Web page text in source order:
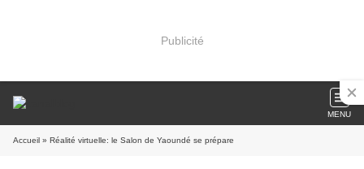
Publicité
MENU
Accueil » Réalité virtuelle: le Salon de Yaoundé se prépare